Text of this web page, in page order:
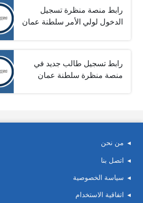
رابط منصة منظرة تسجيل
الدخول لولي الأمر سلطنة عمان
رابط تسجيل طالب جديد في
منصة منظرة سلطنة عمان
من نحن
اتصل بنا
سياسة الخصوصية
اتفاقية الاستخدام